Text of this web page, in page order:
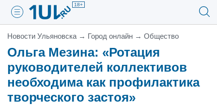
18+
Новости Ульяновска → Город онлайн → Общество
Ольга Мезина: «Ротация
руководителей коллективов
необходима как профилактика
творческого застоя»